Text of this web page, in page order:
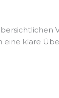
eine klare